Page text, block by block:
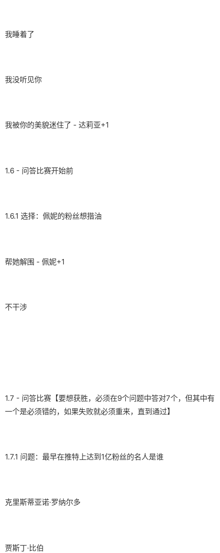
我睡着了
我没听见你
我被你的美貌迷住了 - 达莉亚+1
1.6 - 问答比赛开始前
1.6.1 选择：佩妮的粉丝想揩油
帮她解围 - 佩妮+1
不干涉
1.7 - 问答比赛【要想获胜，必须在9个问题中答对7个，但其中有
一个是必须错的，如果失败就必须重来，直到通过】
1.7.1 问题：最早在推特上达到1亿粉丝的名人是谁
克里斯蒂亚诺·罗纳尔多
贾斯丁·比伯